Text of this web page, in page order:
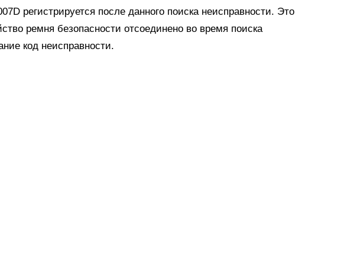
регистрируется после данного поиска неисправности. Это
ремня безопасности отсоединено во время поиска
код неисправности.